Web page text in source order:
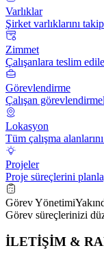
Varlıklar
Şirket varlıklarını
Zimmet
Çalışanlara teslim
Görevlendirme
Çalışan
Lokasyon
Tüm çalışma
Projeler
Proje süreçlerini
Görev Yönetimi
Görev süreçlerinizi
İLETİŞİM &